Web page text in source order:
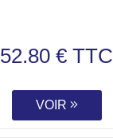
52.80 € TTC
VOIR